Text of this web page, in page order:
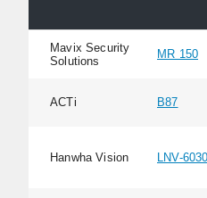
Mavix Security
Solutions
MR 150
ACTi B87
Hanwha Vision LNV-